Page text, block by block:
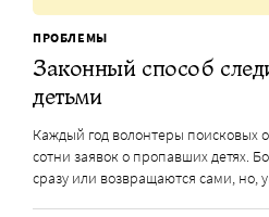
ПРОБЛЕМЫ
Законный способ
детьми
Каждый год волонтеры поисковых
сотни заявок о пропавших детях.
сразу или возвращаются сами, но,